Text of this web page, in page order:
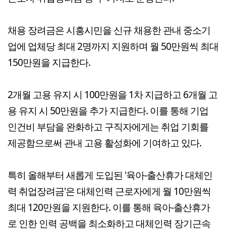
채용 장려금은 시흥시민을 신규 채용한 관내 중소기
업에 업체당 최대 2명까지 지원하며 월 50만원씩 최대
150만원을 지급한다.
2개월 고용 유지 시 100만원을 1차 지급하고 6개월 고
용 유지 시 50만원을 추가 지급한다. 이를 통해 기업
인건비 부담을 완화하고 구직자에게는 취업 기회를
제공함으로써 관내 고용 활성화에 기여하고 있다.
특히 올해부터 새롭게 도입된 '육아-출산휴가 대체인
력 취업장려금'은 대체인력 근로자에게 월 10만원씩
최대 120만원을 지원한다. 이를 통해 육아-출산휴가
로 인한 인력 공백을 최소화하고 대체인력 장기근속